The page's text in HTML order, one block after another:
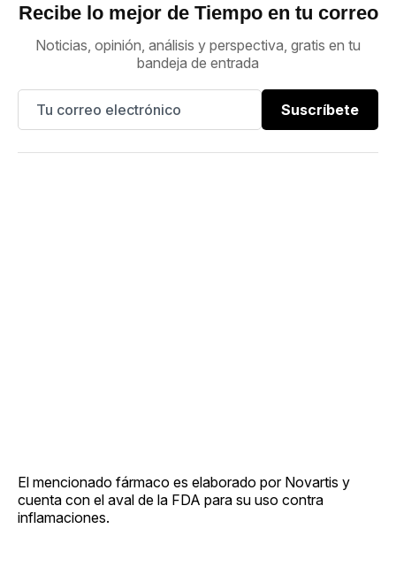
Recibe lo mejor de Tiempo en tu correo
Noticias, opinión, análisis y perspectiva, gratis en tu
bandeja de entrada
Suscríbete
El mencionado fármaco es elaborado por Novartis y
cuenta con el aval de la FDA para su uso contra
inflamaciones.